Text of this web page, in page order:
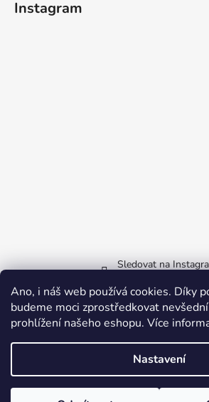
Ano, i náš web používá cookies. Díky
budeme moci zprostředkovat
prohlížení našeho eshopu. Více
Nastavení
Instagram
Sledovat na
Facebook
Copyright 2026QRvstupenka. Všechna